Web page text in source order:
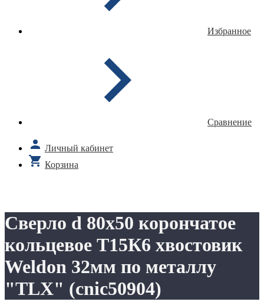
Избранное
Сравнение
Личный кабинет
Корзина
Сверло d 80х50 корончатое
кольцевое Т15К6 хвостовик
Weldon 32мм по металлу
"TLX" (cnic50904)